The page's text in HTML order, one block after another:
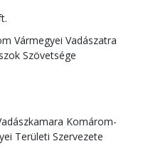
Vármegyei Vadászatra
Szövetsége
Komárom-
Területi Szervezete